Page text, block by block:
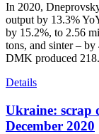
In 2020,
output by 13.3%
by 15.2%, to 2.56
tons, and sinter –
DMK produced
Details
Ukraine: scrap
December 2020